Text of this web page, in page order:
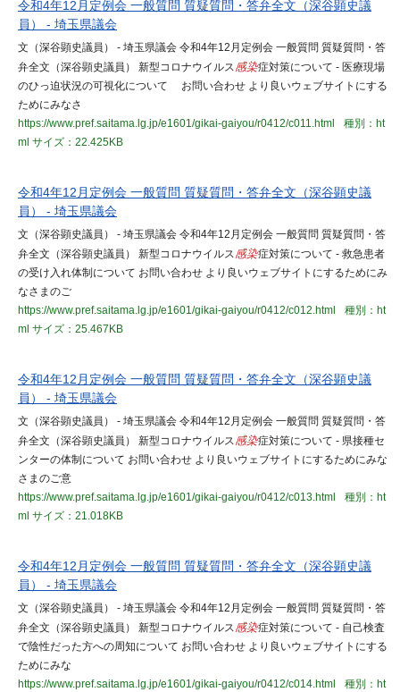
令和4年12月定例会 一般質問 質疑質問・答弁全文（深谷顕史議
員） - 埼玉県議会
文（深谷顕史議員） - 埼玉県議会 令和4年12月定例会 一般質問 質疑質問・答
弁全文（深谷顕史議員） 新型コロナウイルス感染症対策について - 医療現場
のひっ迫状況の可視化について お問い合わせ より良いウェブサイトにする
ためにみなさ
https://www.pref.saitama.lg.jp/e1601/gikai-gaiyou/r0412/c011.html
種別：ht
ml サイズ：22.425KB
令和4年12月定例会 一般質問 質疑質問・答弁全文（深谷顕史議
員） - 埼玉県議会
文（深谷顕史議員） - 埼玉県議会 令和4年12月定例会 一般質問 質疑質問・答
弁全文（深谷顕史議員） 新型コロナウイルス感染症対策について - 救急患者
の受け入れ体制について お問い合わせ より良いウェブサイトにするためにみ
なさまのご
https://www.pref.saitama.lg.jp/e1601/gikai-gaiyou/r0412/c012.html
種別：ht
ml サイズ：25.467KB
令和4年12月定例会 一般質問 質疑質問・答弁全文（深谷顕史議
員） - 埼玉県議会
文（深谷顕史議員） - 埼玉県議会 令和4年12月定例会 一般質問 質疑質問・答
弁全文（深谷顕史議員） 新型コロナウイルス感染症対策について - 県接種セ
ンターの体制について お問い合わせ より良いウェブサイトにするためにみな
さまのご意
https://www.pref.saitama.lg.jp/e1601/gikai-gaiyou/r0412/c013.html
種別：ht
ml サイズ：21.018KB
令和4年12月定例会 一般質問 質疑質問・答弁全文（深谷顕史議
員） - 埼玉県議会
文（深谷顕史議員） - 埼玉県議会 令和4年12月定例会 一般質問 質疑質問・答
弁全文（深谷顕史議員） 新型コロナウイルス感染症対策について - 自己検査
で陰性だった方への周知について お問い合わせ より良いウェブサイトにする
ためにみな
https://www.pref.saitama.lg.jp/e1601/gikai-gaiyou/r0412/c014.html
種別：ht